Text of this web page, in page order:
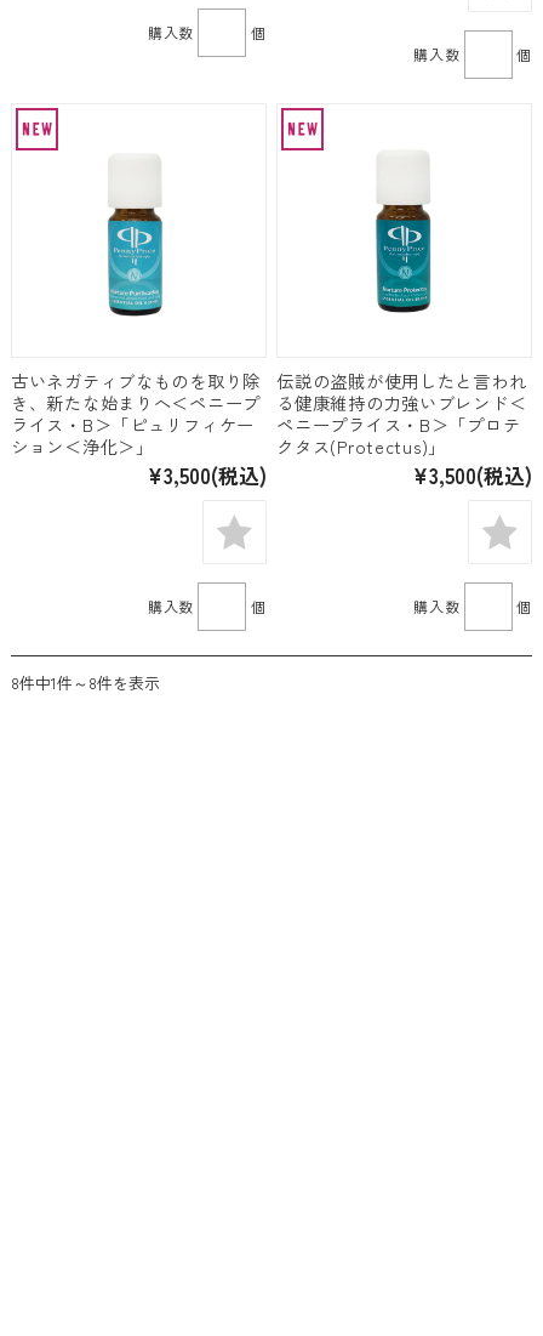
購入数 個
購入数 個
古いネガティブなものを取り除
き、新たな始まりへ＜ペニープ
ライス・B＞「ピュリフィケー
ション＜浄化＞」
¥3,500(税込)
購入数 個
伝説の盗賊が使用したと言われ
る健康維持の力強いブレンド＜
ペニープライス・B＞「プロテ
クタス(Protectus)」
¥3,500(税込)
購入数 個
8件中1件～8件を表示